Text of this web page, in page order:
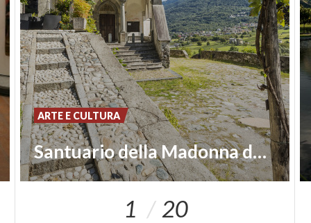
Santuario della Madonna della Sassella
ARTE E CULTURA
1 20